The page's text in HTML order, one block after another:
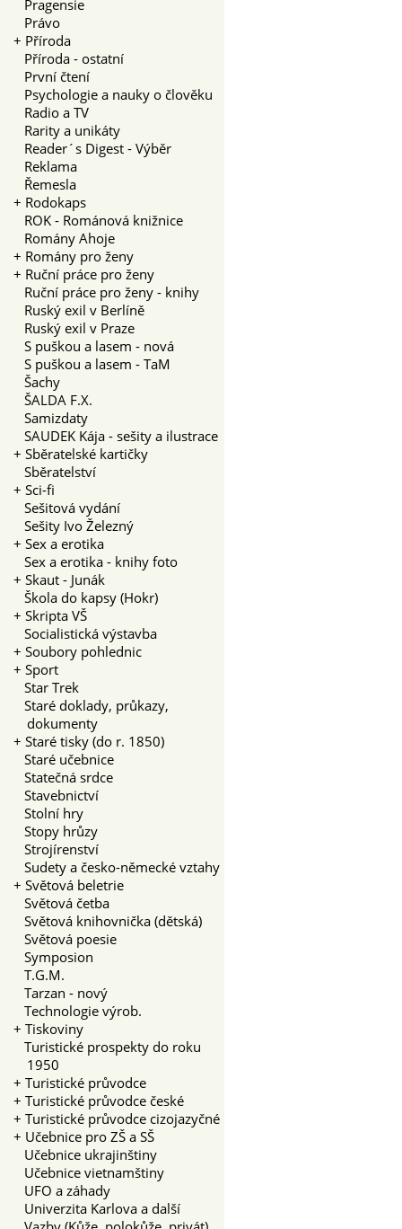
Pragensie
Právo
+ Příroda
Příroda - ostatní
První čtení
Psychologie a nauky o člověku
Radio a TV
Rarity a unikáty
Reader´s Digest - Výběr
Reklama
Řemesla
+ Rodokaps
ROK - Románová knižnice
Romány Ahoje
+ Romány pro ženy
+ Ruční práce pro ženy
Ruční práce pro ženy - knihy
Ruský exil v Berlíně
Ruský exil v Praze
S puškou a lasem - nová
S puškou a lasem - TaM
Šachy
ŠALDA F.X.
Samizdaty
SAUDEK Kája - sešity a ilustrace
+ Sběratelské kartičky
Sběratelství
+ Sci-fi
Sešitová vydání
Sešity Ivo Železný
+ Sex a erotika
Sex a erotika - knihy foto
+ Skaut - Junák
Škola do kapsy (Hokr)
+ Skripta VŠ
Socialistická výstavba
+ Soubory pohlednic
+ Sport
Star Trek
Staré doklady, průkazy,
dokumenty
+ Staré tisky (do r. 1850)
Staré učebnice
Statečná srdce
Stavebnictví
Stolní hry
Stopy hrůzy
Strojírenství
Sudety a česko-německé vztahy
+ Světová beletrie
Světová četba
Světová knihovnička (dětská)
Světová poesie
Symposion
T.G.M.
Tarzan - nový
Technologie výrob.
+ Tiskoviny
Turistické prospekty do roku
1950
+ Turistické průvodce
+ Turistické průvodce české
+ Turistické průvodce cizojazyčné
+ Učebnice pro ZŠ a SŠ
Učebnice ukrajinštiny
Učebnice vietnamštiny
UFO a záhady
Univerzita Karlova a další